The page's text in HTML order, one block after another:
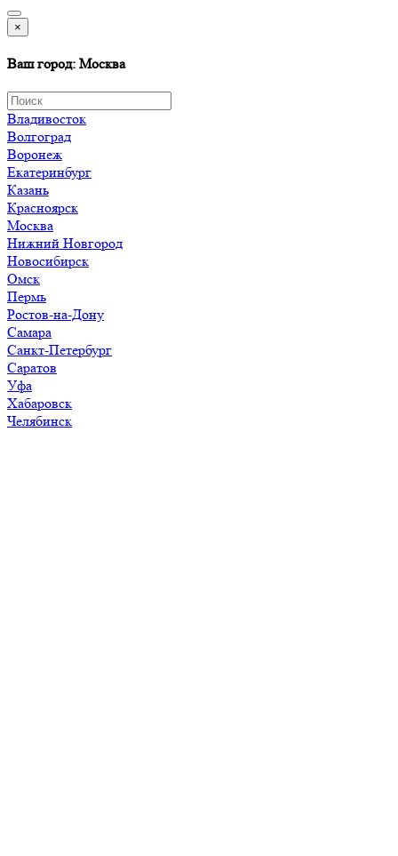
×
Ваш город: Москва
Владивосток
Волгоград
Воронеж
Екатеринбург
Казань
Красноярск
Москва
Нижний Новгород
Новосибирск
Омск
Пермь
Ростов-на-Дону
Самара
Санкт-Петербург
Саратов
Уфа
Хабаровск
Челябинск